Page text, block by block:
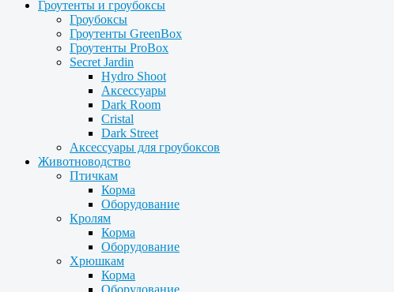
Гроутенты и гроубоксы
Гроубоксы
Гроутенты GreenBox
Гроутенты ProBox
Secret Jardin
Hydro Shoot
Аксессуары
Dark Room
Cristal
Dark Street
Аксессуары для гроубоксов
Животноводство
Птичкам
Корма
Оборудование
Кролям
Корма
Оборудование
Хрюшкам
Корма
Оборудование